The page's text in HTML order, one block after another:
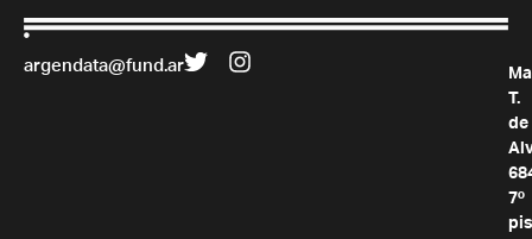
argendata@fund.ar
T.
de
7º